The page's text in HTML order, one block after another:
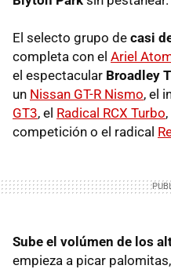
El selecto grupo de casi
completa con el Ariel
el espectacular Broadley
un Nissan GT-R Nismo, el
GT3, el Radical RCX Turbo
competición o el radical
Sube el volúmen de los
empieza a picar